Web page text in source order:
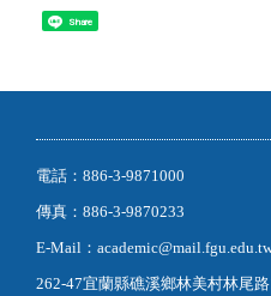
Share
電話：886-3-9871000
傳真：886-3-9870233
E-Mail：
262-47宜蘭縣礁溪鄉林美村林尾